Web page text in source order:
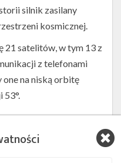
silnik zasilany
kosmicznej.
21 satelitów, w tym 13 z
z telefonami
na niską orbitę
53°.